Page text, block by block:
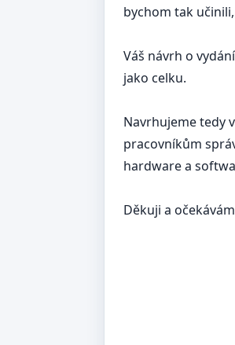
bychom tak
Váš návrh o
jako celku.
Navrhujeme tedy
pracovníkům
hardware a
Děkuji a